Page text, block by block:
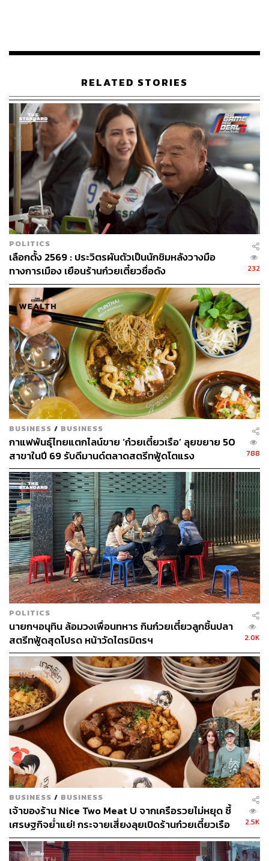
TAGS: ก๋วยเตี๋ยว อาหารเหนือ ก๋วยเตี๋ยวเรือ
ร้านก๋วยเตี๋ยว
อองตองข้าวซอย
อองเตี๋ยว
415
ABOUT THE AUTHOR
วรรษชล คัวดรี้
Lifestyle Editor ประจำกอง THE STANDARD
POP
RELATED STORIES
POLITICS
เลือกตั้ง 2569 : ประวิตรผันตัวเป็นนักชิมหลังวางมือ
ทางการเมือง เยือนร้านก๋วยเตี๋ยวชื่อดัง
232
BUSINESS / BUSINESS
กาแฟพันธุ์ไทยแตกไลน์ขาย ‘ก๋วยเตี๋ยวเรือ’ ลุยขยาย 50
สาขาในปี 69 รับดีมานด์ตลาดสตรีทฟู้ดโตแรง
788
POLITICS
นายกฯอนุทิน ล้อมวงเพื่อนทหาร กินก๋วยเตี๋ยวลูกชิ้นปลา
สตรีทฟู้ดสุดโปรด หน้าวัดไตรมิตรฯ
2.0K
BUSINESS / BUSINESS
เจ้าของร้าน Nice Two Meat U จากเครือรวยไม่หยุด ชี้
เศรษฐกิจย่ำแย่! กระจายเสี่ยงลุยเปิดร้านก๋วยเตี๋ยวเรือ
จับลูกค้าระดับแมส
2.5K